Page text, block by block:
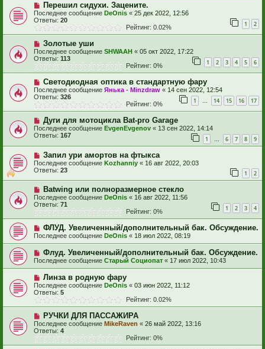
Перешил сидухи. Зацените.
Последнее сообщение DeOnis « 25 дек 2022, 12:56
Ответы: 20 1 2
Рейтинг: 0.02%
Золотые уши
Последнее сообщение SHWAAH « 05 окт 2022, 17:22
Ответы: 113 1 2 3 4 5 6
Рейтинг: 0%
Светодиодная оптика в стандартную фару
Последнее сообщение Янька - Minzdraw « 14 сен 2022, 12:54
Ответы: 326 1 … 14 15 16 17
Рейтинг: 0%
Дуги для мотоцикла Bat-pro Garage
Последнее сообщение EvgenEvgenov « 13 сен 2022, 14:14
Ответы: 167 1 … 6 7 8 9
Запил ури амортов на фтыкса
Последнее сообщение Kozhanniy « 16 авг 2022, 20:03
Ответы: 23 1 2
Batwing или полноразмерное стекло
Последнее сообщение DeOnis « 16 авг 2022, 11:56
Ответы: 71 1 2 3 4
Рейтинг: 0%
ФЛУД. Увеличенный/дополнительный бак. Обсуждение.
Последнее сообщение DeOnis « 18 июл 2022, 08:19
Флуд. Увеличенный/дополнительный бак. Обсуждение.
Последнее сообщение Старый Социопат « 17 июл 2022, 10:43
Линза в родную фару
Последнее сообщение DeOnis « 03 июн 2022, 11:12
Ответы: 5
Рейтинг: 0.02%
РУЧКИ ДЛЯ ПАССАЖИРА
Последнее сообщение MikeRaven « 26 май 2022, 13:16
Ответы: 4
Рейтинг: 0%